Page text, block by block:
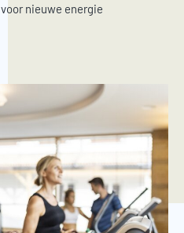
voor nieuwe energie